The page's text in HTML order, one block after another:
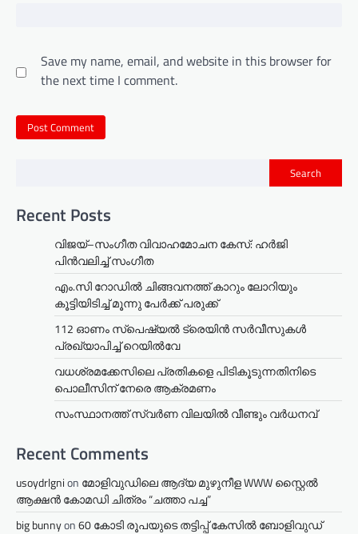
Save my name, email, and website in this browser for
the next time I comment.
Search
Recent Posts
വിജയ്–സംഗീത വിവാഹമോചന കേസ്: ഹർജി
പിൻവലിച്ച് സംഗീത
എം.സി റോഡിൽ ചിങ്ങവനത്ത് കാറും ലോറിയും
കൂട്ടിയിടിച്ച് മൂന്നു പേർക്ക് പരുക്ക്
112 ഓണം സ്പെഷ്യൽ ട്രെയിൻ സർവീസുകൾ
പ്രഖ്യാപിച്ച് റെയിൽവേ
വധശ്രമക്കേസിലെ പ്രതികളെ പിടികൂടുന്നതിനിടെ
പൊലീസിന് നേരെ ആക്രമണം
സംസ്ഥാനത്ത് സ്വർണ വിലയിൽ വീണ്ടും വർധനവ്
Recent Comments
usoydrlgnion മോളിവുഡിലെ ആദ്യ മുഴുനീള WWW സ്റ്റൈൽ
ആക്ഷൻ കോമഡി ചിത്രം “ചത്താ പച്ച”
big bunnyon60 കോടി രൂപയുടെ തട്ടിപ്പ് കേസിൽ ബോളിവുഡ്